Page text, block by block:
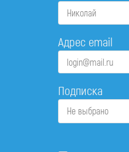
Адрес email
Подписка
Не выбрано